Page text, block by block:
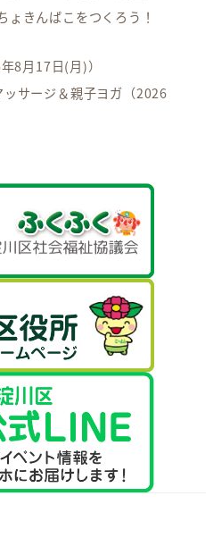
きんばこをつくろう！
年8月17日(月)）
ッサージ＆親子ヨガ （2026